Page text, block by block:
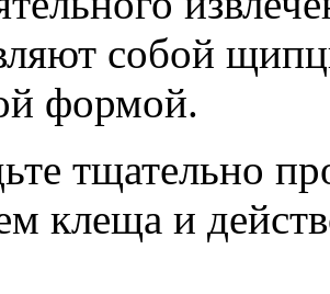
собой
формой.
тщательно
клеща и